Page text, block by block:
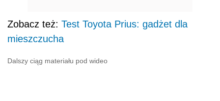
Zobacz też: Test Toyota Prius: gadżet dla
mieszczucha
Dalszy ciąg materiału pod wideo